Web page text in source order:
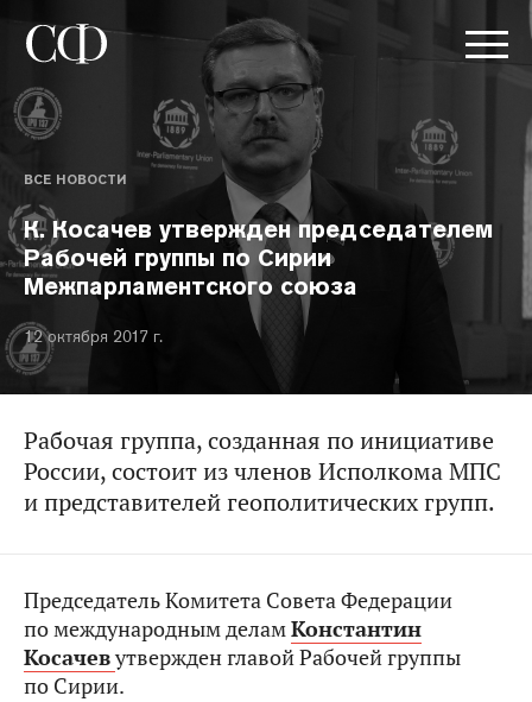
ВСЕ НОВОСТИ
К. Косачев утвержден председателем
Рабочей группы по Сирии
Межпарламентского союза
12 октября 2017 г.
Рабочая группа, созданная по инициативе
России, состоит из членов Исполкома МПС
и представителей геополитических групп.
Председатель Комитета Совета Федерации
по международным деламКонстантин
Косачевутвержден главой Рабочей группы
по Сирии.